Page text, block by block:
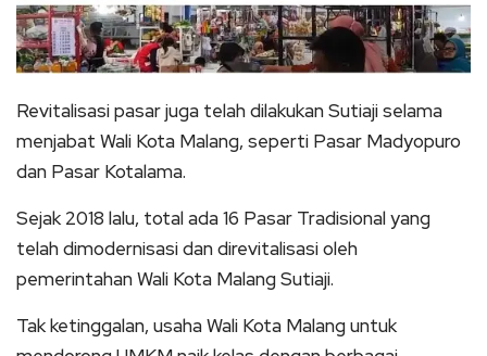
Revitalisasi pasar juga telah dilakukan Sutiaji selama
menjabat Wali Kota Malang, seperti Pasar Madyopuro
dan Pasar Kotalama.
Sejak 2018 lalu, total ada 16 Pasar Tradisional yang
telah dimodernisasi dan direvitalisasi oleh
pemerintahan Wali Kota Malang Sutiaji.
Tak ketinggalan, usaha Wali Kota Malang untuk